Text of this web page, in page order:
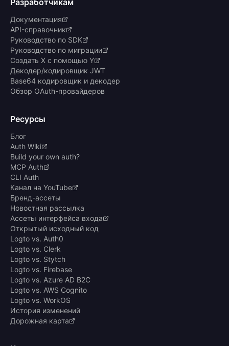
Разработчикам
Документация
API-справочник
Руководство по SDK
Руководство по миграции
Создать X с помощью Y
Декодер/кодировщик JWT
Base64 кодировщик и декодер
Обзор OAuth-провайдеров
Ресурсы
Блог
Auth Wiki
Build your own auth?
MCP Auth
CLI Auth
Канал на YouTube
Бренд-ассеты
Новостная рассылка
Ассеты интерфейса входа
Открытый исходный код
Logto vs. Auth0
Logto vs. Clerk
Logto vs. Stytch
Logto vs. Firebase
Logto vs. Azure AD B2C
Logto vs. AWS Cognito
Logto vs. WorkOS
История изменений
Дорожная карта